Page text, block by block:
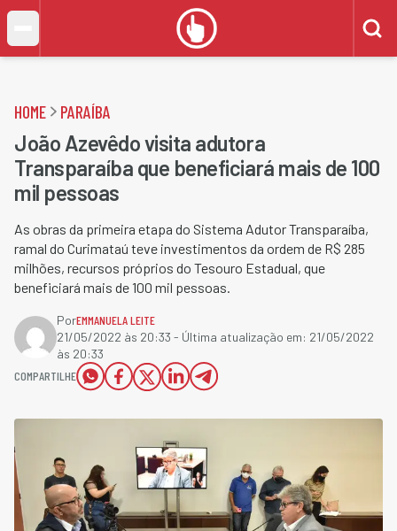
HOME PARAÍBA
João Azevêdo visita adutora
Transparaíba que beneficiará mais de 100
mil pessoas
As obras da primeira etapa do Sistema Adutor Transparaíba,
ramal do Curimataú teve investimentos da ordem de R$ 285
milhões, recursos próprios do Tesouro Estadual, que
beneficiará mais de 100 mil pessoas.
PorEMMANUELA LEITE
21/05/2022 às 20:33 - Última atualização em: 21/05/2022
às 20:33
COMPARTILHE